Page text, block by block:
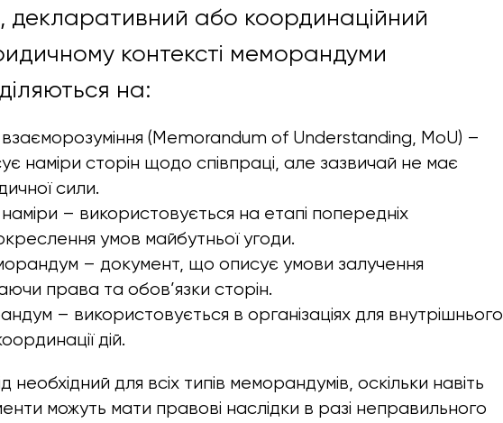
декларативний або координаційний
контексті меморандуми
на:
(Memorandum of Understanding, MoU) –
наміри сторін щодо співпраці, але зазвичай не має
сили.
– використовується на етапі попередніх
умов майбутньої угоди.
– документ, що описує умови залучення
права та обов’язки сторін.
– використовується в організаціях для внутрішнього
дій.
для всіх типів меморандумів, оскільки навіть
можуть мати правові наслідки в разі неправильного